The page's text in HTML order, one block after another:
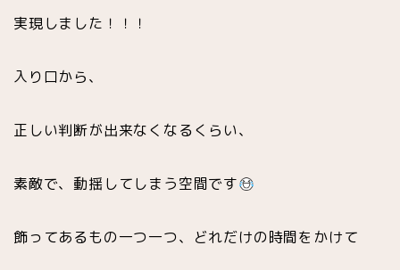
実現しました！！！
入り口から、
正しい判断が出来なくなるくらい、
素敵で、動揺してしまう空間です
飾ってあるもの一つ一つ、どれだけの時間をかけて